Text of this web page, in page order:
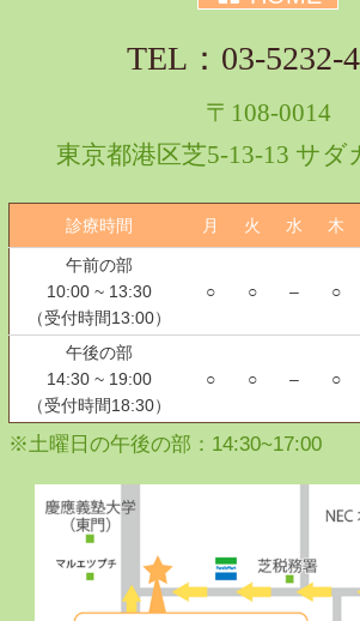
TEL：03-5232-
〒108-0014
東京都港区芝5-13-13 サダ
診療時間 月 火 水 木
午前の部
10:00 ~ 13:30
（受付時間13:00）
○ ○ – ○
午後の部
14:30 ~ 19:00
（受付時間18:30）
○ ○ – ○
※土曜日の午後の部：14:30~17:00